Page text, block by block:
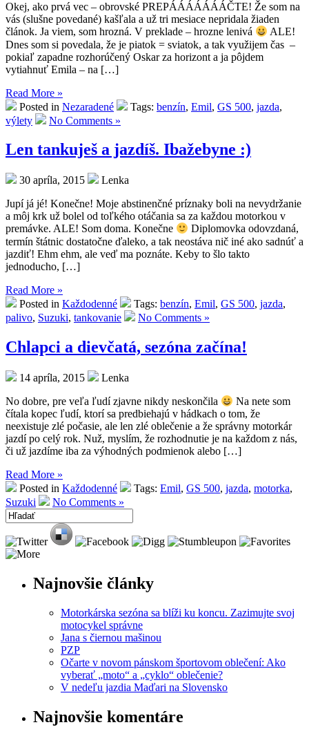
Okej, ako prvá vec – obrovské PREPÁÁÁÁÁÁÁČTE! Že som na
vás (slušne povedané) kašľala a už tri mesiace nepridala žiaden
článok. Ja viem, som hrozná. V preklade – hrozne lenivá
ALE!
Dnes som si povedala, že je piatok = sviatok, a tak využijem čas –
pokiaľ zapadne rozhorúčený Oskar za horizont a ja pôjdem
vytiahnuť Emila – na […]
Read More »
Posted in Nezaradené Tags: benzín, Emil, GS 500, jazda,
výlety
No Comments »
Len tankuješ a jazdíš. Ibažebyne :)
30 apríla, 2015
Lenka
Jupí já jé! Konečne! Moje abstinenčné príznaky boli na nevydržanie
a môj krk už bolel od toľkého otáčania sa za každou motorkou v
premávke. ALE! Som doma. Konečne
Diplomovka odovzdaná,
termín štátnic dostatočne ďaleko, a tak neostáva nič iné ako sadnúť a
jazdiť! Ehm ehm, ale veď ma poznáte. Keby to šlo takto
jednoducho, […]
Read More »
Posted in Každodenné Tags: benzín, Emil, GS 500, jazda,
palivo, Suzuki, tankovanie No Comments »
Chlapci a dievčatá, sezóna začína!
14 apríla, 2015 Lenka
No dobre, pre veľa ľudí zjavne nikdy neskončila
Na nete som
čítala kopec ľudí, ktorí sa predbiehajú v hádkach o tom, že
neexistuje zlé počasie, ale len zlé oblečenie a že správny motorkár
jazdí po celý rok. Nuž, myslím, že rozhodnutie je na každom z nás,
či už jazdíme iba za výhodných podmienok alebo […]
Read More »
Posted in Každodenné Tags: Emil, GS 500, jazda, motorka,
Suzuki
No Comments »
Najnovšie články
Motorkárska sezóna sa blíži ku koncu. Zazimujte svoj
motocykel správne
Jana s čiernou mašinou
PZP
Očarte v novom pánskom športovom oblečení: Ako
vyberať „moto“ a „cyklo“ oblečenie?
V nedeľu jazdia Maďari na Slovensko
Najnovšie komentáre